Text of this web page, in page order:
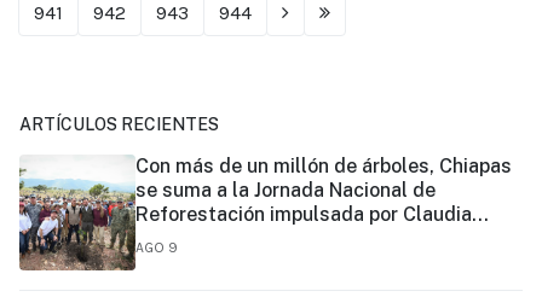
941
942 943 944
ARTÍCULOS RECIENTES
Con más de un millón de árboles, Chiapas
se suma a la Jornada Nacional de
Reforestación impulsada por Claudia
Sheinbaum
AGO 9